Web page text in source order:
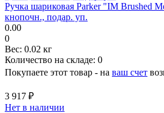
Ручка шариковая Parker "IM Brushed
кнопочн., подар. уп.
0.00
0
Вес: 0.02 кг
Количество на складе: 0
Покупаете этот товар - на ваш счет
3 917 ₽
Нет в наличии